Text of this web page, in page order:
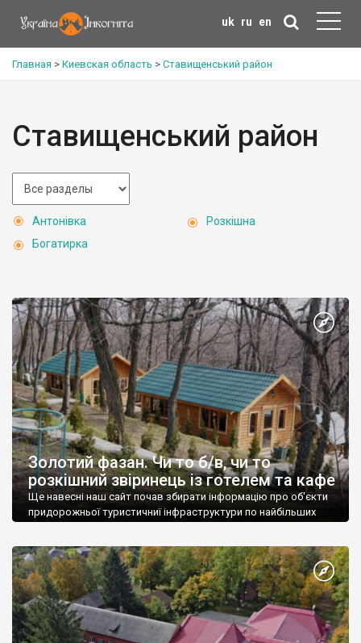
uk ru en
Главная > Киевская область > Ставищенський район
Ставищенський район
Антонівка
Богатирка
Розкішна
Золотий фазан. Чи то б/в, чи то
розкішний звіринець із готелем та кафе
Ще навесні наш сайт почав збирати інформацію про об'єкти
придорожньої туристичниї інфраструктури по найбільших